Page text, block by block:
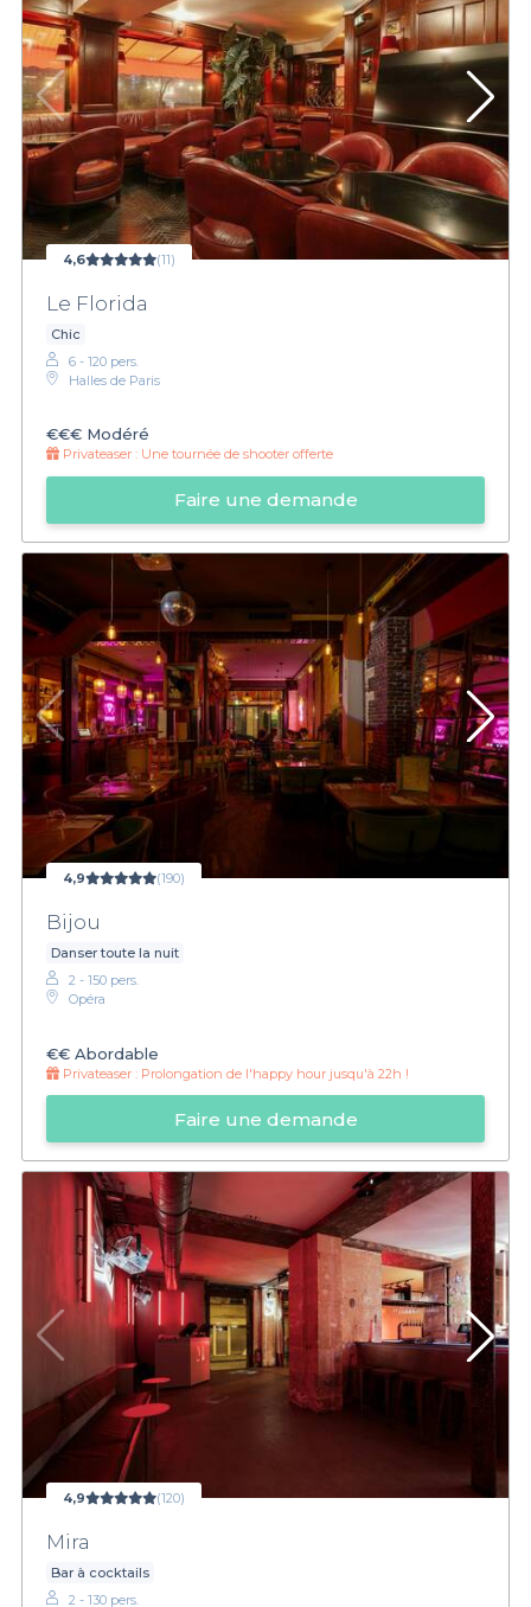
4,6 (11)
Le Florida
Chic
6 - 120 pers.
Halles de Paris
€€€ Modéré
Privateaser : Une tournée de shooter offerte
Faire une demande
4,9 (190)
Bijou
Danser toute la nuit
2 - 150 pers.
Opéra
€€ Abordable
Privateaser : Prolongation de l'happy hour jusqu'à 22h !
Faire une demande
4,9 (120)
Mira
Bar à cocktails
2 - 130 pers.